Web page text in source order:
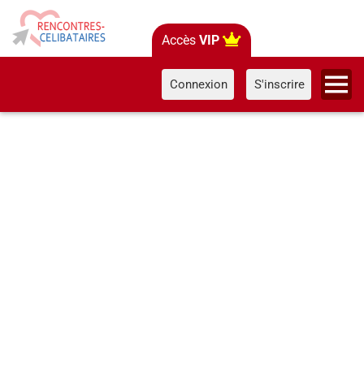
Accès VIP
Connexion S'inscrire